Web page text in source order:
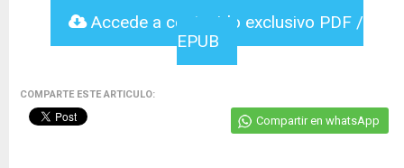
Accede a contenido exclusivo PDF /
EPUB
COMPARTE ESTE ARTICULO:
Compartir en whatsApp